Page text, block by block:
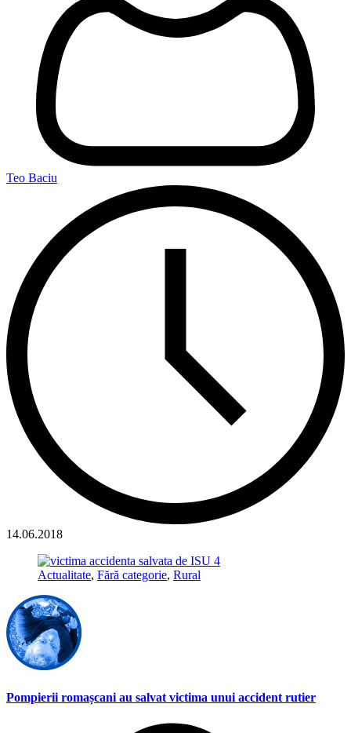
Teo Baciu
14.06.2018
Actualitate, Fără categorie, Rural
Pompierii romașcani au salvat victima unui accident rutier